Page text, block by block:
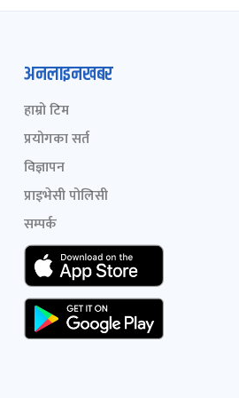
अनलाइनखबर
हाम्रो टिम
प्रयोगका सर्त
विज्ञापन
प्राइभेसी पोलिसी
सम्पर्क